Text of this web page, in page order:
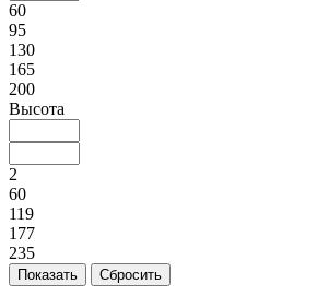
60
95
130
165
200
Высота
2
60
119
177
235